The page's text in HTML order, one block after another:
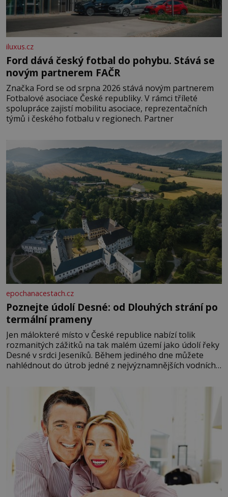
iluxus.cz
Ford dává český fotbal do pohybu. Stává se
novým partnerem FAČR
Značka Ford se od srpna 2026 stává novým partnerem
Fotbalové asociace České republiky. V rámci tříleté
spolupráce zajistí mobilitu asociace, reprezentačních
týmů i českého fotbalu v regionech. Partner
epochanacestach.cz
Poznejte údolí Desné: od Dlouhých strání po
termální prameny
Jen málokteré místo v České republice nabízí tolik
rozmanitých zážitků na tak malém území jako údolí řeky
Desné v srdci Jeseníků. Během jediného dne můžete
nahlédnout do útrob jedné z nejvýznamnějších vodních
se na koloběžce a den zakončit poznáváním památek ve
Velkých Losinách nebo v termálním